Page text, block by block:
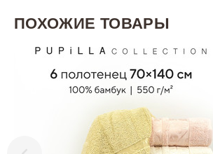
ПОХОЖИЕ ТОВАРЫ